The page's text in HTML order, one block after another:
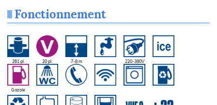
Fonctionnement
261 pl. 20 pl. 7-8 m 220-380V
Gazole